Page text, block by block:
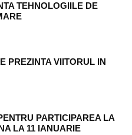
TEHNOLOGIILE DE
PREZINTA VIITORUL IN
PARTICIPAREA LA
LA 11 IANUARIE